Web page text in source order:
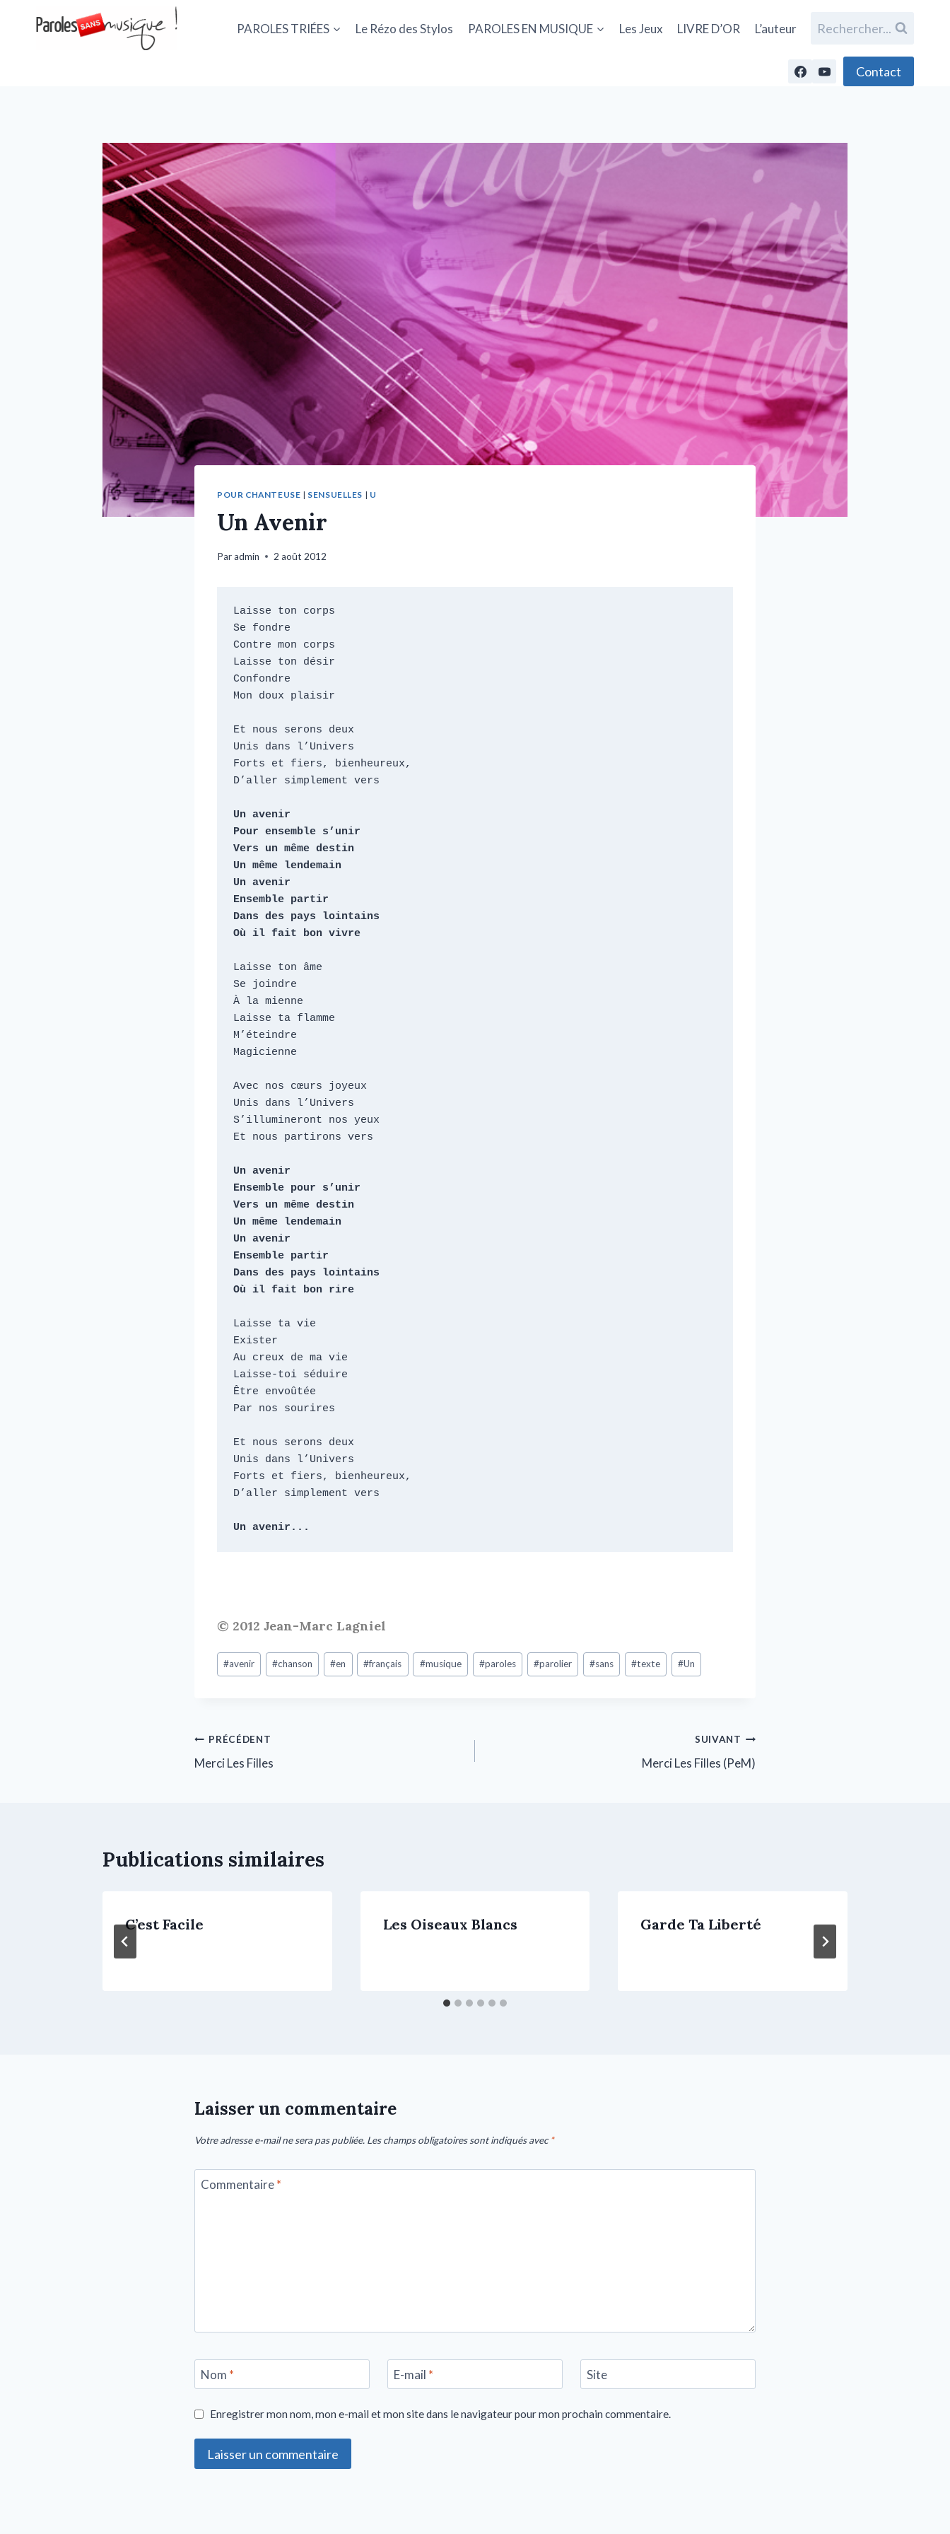
PAROLES TRIÉES Le Rézo des Stylos PAROLES EN MUSIQUE Les Jeux LIVRE D’OR L’auteur Rechercher...
Contact
POUR CHANTEUSE | SENSUELLES | U
Un Avenir
Paradmin 2 août 2012
Laisse ton corps
Se fondre
Contre mon corps
Laisse ton désir
Confondre
Mon doux plaisir
Et nous serons deux
Unis dans l’Univers
Forts et fiers, bienheureux,
D’aller simplement vers
Un avenir
Pour ensemble s’unir
Vers un même destin
Un même lendemain
Un avenir
Ensemble partir
Dans des pays lointains
Où il fait bon vivre
Laisse ton âme
Se joindre
À la mienne
Laisse ta flamme
M’éteindre
Magicienne
Avec nos cœurs joyeux
Unis dans l’Univers
S’illumineront nos yeux
Et nous partirons vers
Un avenir
Ensemble pour s’unir
Vers un même destin
Un même lendemain
Un avenir
Ensemble partir
Dans des pays lointains
Où il fait bon rire
Laisse ta vie
Exister
Au creux de ma vie
Laisse-toi séduire
Être envoûtée
Par nos sourires
Et nous serons deux
Unis dans l’Univers
Forts et fiers, bienheureux,
D’aller simplement vers
Un avenir...
© 2012 Jean-Marc Lagniel
#avenir #chanson #en #français #musique #paroles #parolier #sans #texte #Un
PRÉCÉDENT
Merci Les Filles
SUIVANT
Merci Les Filles (PeM)
Publications similaires
C’est Facile Les Oiseaux Blancs Garde Ta Liberté
Laisser un commentaire
Votre adresse e-mail ne sera pas publiée. Les champs obligatoires sont indiqués avec*
Commentaire*
Nom * E-mail * Site
Enregistrer mon nom, mon e-mail et mon site dans le navigateur pour mon prochain commentaire.